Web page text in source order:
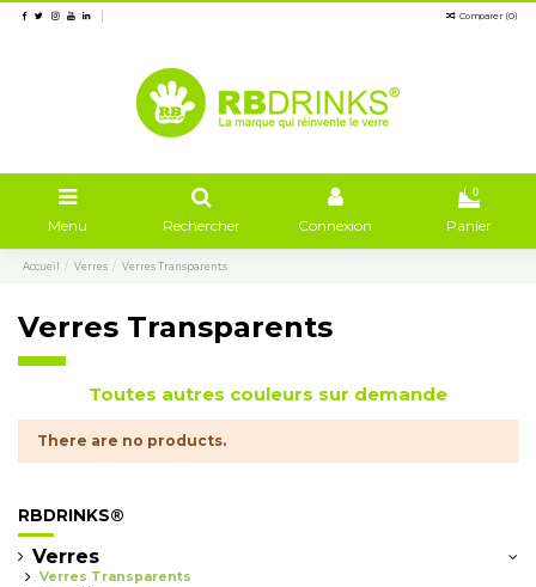
Comparer (0)
Menu Rechercher Connexion
0
Panier
Accueil Verres Verres Transparents
Verres Transparents
Toutes autres couleurs sur demande
There are no products.
RBDRINKS®
Verres
Verres Transparents